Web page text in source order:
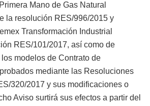
Mano de Gas Natural
la resolución RES/996/2015 y
Transformación Industrial
RES/101/2017, así como de
modelos de Contrato de
mediante las Resoluciones
320/2017 y sus modificaciones o
Aviso surtirá sus efectos a partir del